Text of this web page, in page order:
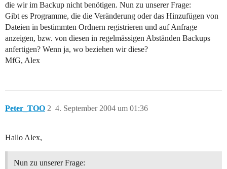
die wir im Backup nicht benötigen. Nun zu unserer Frage:
Gibt es Programme, die die Veränderung oder das Hinzufügen von
Dateien in bestimmten Ordnern registrieren und auf Anfrage
anzeigen, bzw. von diesen in regelmässigen Abständen Backups
anfertigen? Wenn ja, wo beziehen wir diese?
MfG, Alex
Peter_TOO 4. September 2004 um 01:36
2
Hallo Alex,
Nun zu unserer Frage: